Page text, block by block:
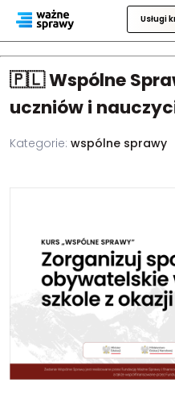
Usługi
🇵🇱 Wspólne
uczniów i
Kategorie: wspólne sprawy